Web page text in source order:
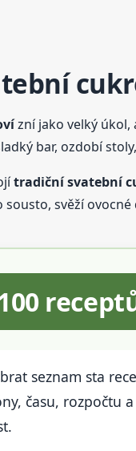
zní jako velký úkol,
bar, ozdobí
tradiční svatební
svěží
seznam sta
času, rozpočtu